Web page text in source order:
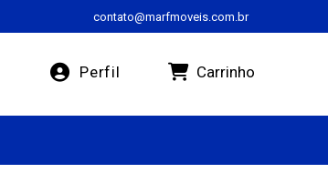
contato@marfmoveis.com.br
Perfil Carrinho